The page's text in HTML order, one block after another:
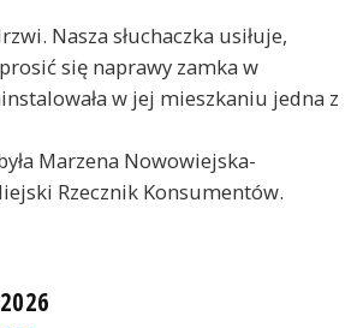
Nasza słuchaczka usiłuje,
się naprawy zamka w
w jej mieszkaniu jedna z
Marzena Nowowiejska-
Rzecznik Konsumentów.